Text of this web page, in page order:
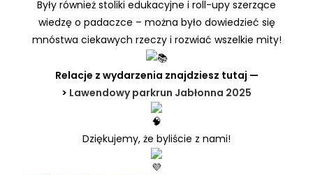
Były również stoliki edukacyjne i roll-upy szerzące
wiedzę o padaczce – można było dowiedzieć się
mnóstwa ciekawych rzeczy i rozwiać wszelkie mity!
Relacje z wydarzenia znajdziesz tutaj —
> Lawendowy parkrun Jabłonna 2025
Dziękujemy, że byliście z nami!